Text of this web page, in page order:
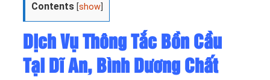
Contents [show
Dịch Vụ Thông Tắc Bồn Cầu
Tại Dĩ An, Bình Dương Chất